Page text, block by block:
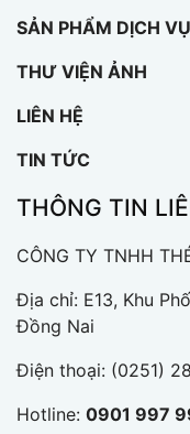
SẢN PHẨM DỊCH VỤ
THƯ VIỆN ẢNH
LIÊN HỆ
TIN TỨC
THÔNG TIN
CÔNG TY TNHH
Địa chỉ: E13, Khu
Đồng Nai
Điện thoại: (0251)
Hotline: 0901 997